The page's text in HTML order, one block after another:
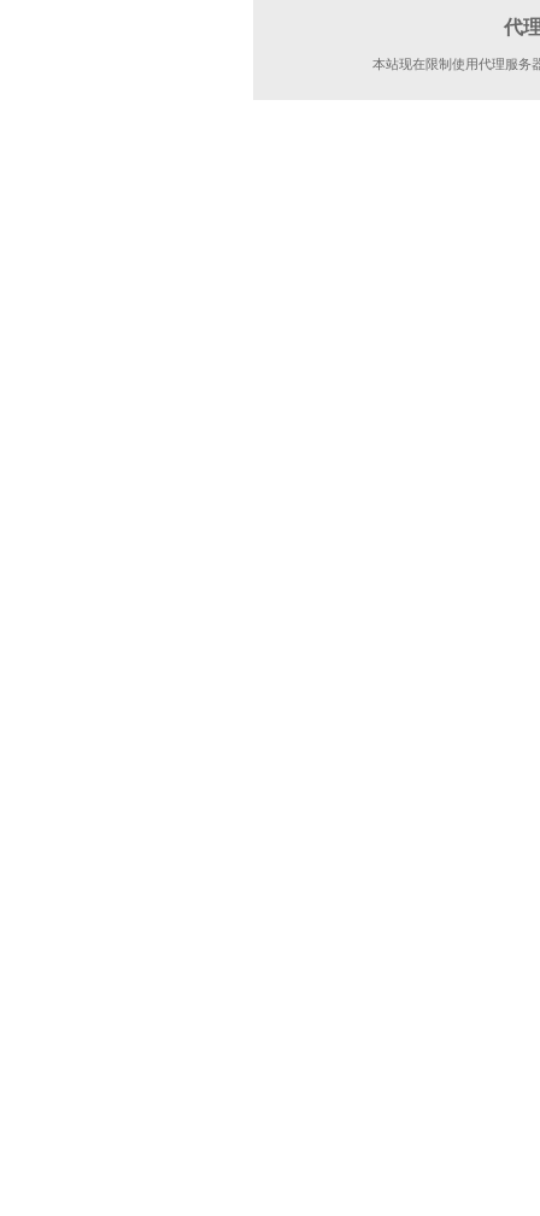
代
本站现在限制使用代理服务